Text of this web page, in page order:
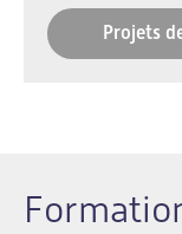
Projets